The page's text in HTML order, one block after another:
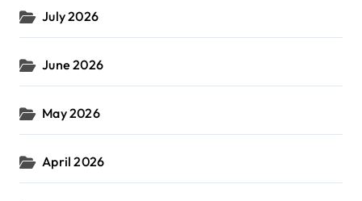
July 2026
June 2026
May 2026
April 2026